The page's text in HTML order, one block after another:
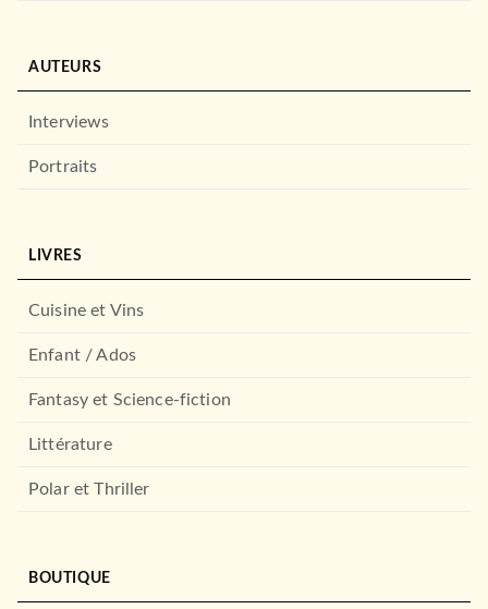
Destins sur ordonnance
LE LIVRE DE POCHE
AUTEURS
Interviews
Portraits
LIVRES
Cuisine et Vins
Enfant / Ados
Fantasy et Science-fiction
Littérature
Polar et Thriller
BOUTIQUE